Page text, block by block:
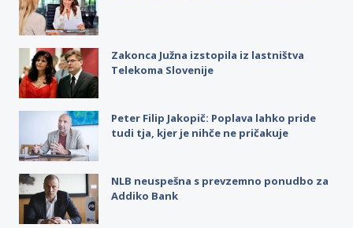
Zakonca Južna izstopila iz lastništva
Telekoma Slovenije
Peter Filip Jakopič: Poplava lahko pride
tudi tja, kjer je nihče ne pričakuje
NLB neuspešna s prevzemno ponudbo za
Addiko Bank